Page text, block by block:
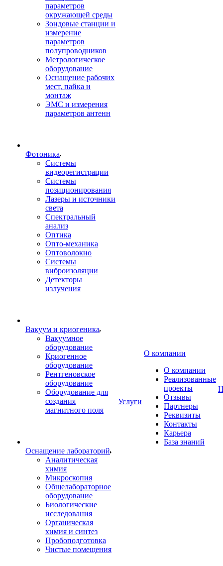
параметров
окружающей среды
Зондовые станции и
измерение
параметров
полупроводников
Метрологическое
оборудование
Оснащение рабочих
мест, пайка и
монтаж
ЭМС и измерения
параметров антенн
Фотоника
Cистемы
видеорегистрации
Системы
позиционирования
Лазеры и источники
света
Спектральный
анализ
Оптика
Опто-механика
Оптоволокно
Системы
виброизоляции
Детекторы
излучения
Вакуум и криогеника
Вакуумное
оборудование
Криогенное
оборудование
Рентгеновское
оборудование
Оборудование для
создания
магнитного поля
Оснащение лабораторий
Аналитическая
химия
Микроскопия
Общелабораторное
оборудование
Биологические
исследования
Органическая
химия и синтез
Пробоподготовка
Чистые помещения
Услуги
О компании
О компании
Реализованные
проекты
Отзывы
Партнеры
Реквизиты
Контакты
Карьера
База знаний